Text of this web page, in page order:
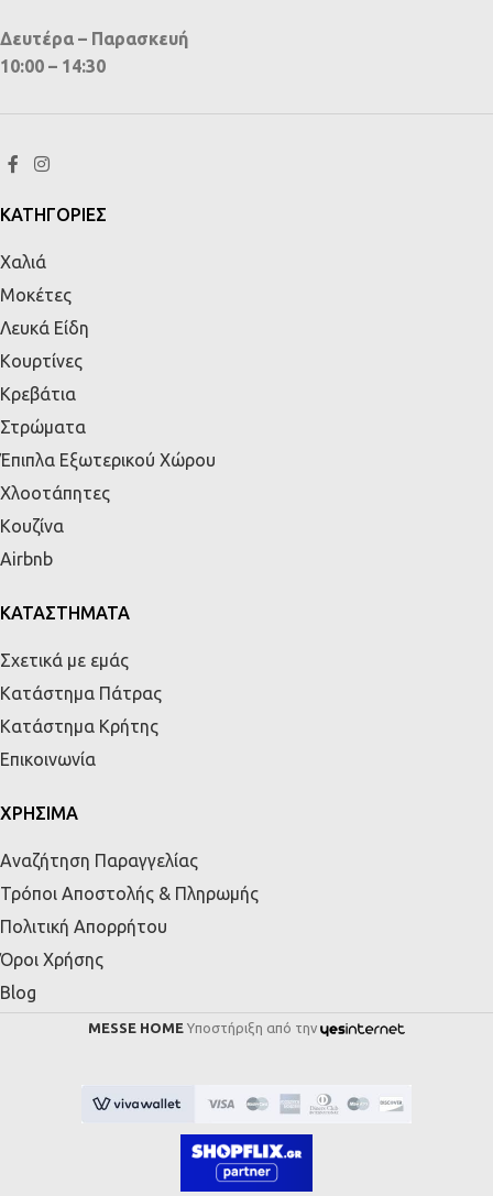
Δευτέρα – Παρασκευή
10:00 – 14:30
ΚΑΤΗΓΟΡΙΕΣ
Χαλιά
Μοκέτες
Λευκά Είδη
Κουρτίνες
Κρεβάτια
Στρώματα
Έπιπλα Εξωτερικού Χώρου
Χλοοτάπητες
Κουζίνα
Airbnb
ΚΑΤΑΣΤΗΜΑΤΑ
Σχετικά με εμάς
Κατάστημα Πάτρας
Κατάστημα Κρήτης
Επικοινωνία
ΧΡΗΣΙΜΑ
Αναζήτηση Παραγγελίας
Τρόποι Αποστολής & Πληρωμής
Πολιτική Απορρήτου
Όροι Χρήσης
Blog
MESSE HOME Υποστήριξη από την